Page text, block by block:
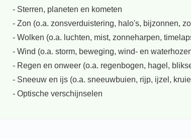
- Sterren, planeten en kometen
- Zon (o.a. zonsverduistering, halo's, bijzonnen,
- Wolken (o.a. luchten, mist, zonneharpen,
- Wind (o.a. storm, beweging, wind- en
- Regen en onweer (o.a. regenbogen, hagel,
- Sneeuw en ijs (o.a. sneeuwbuien, rijp, ijzel,
- Optische verschijnselen